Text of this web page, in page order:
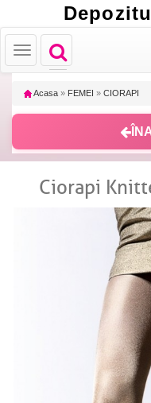
Toggle
navigation
Toggle
navigation
Acasa » FEMEI » CIORAPI
Ciorapi